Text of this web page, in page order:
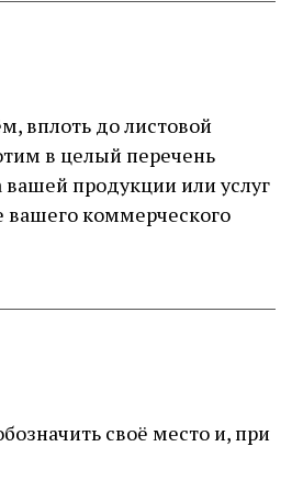
вплоть до листовой
в целый перечень
продукции или услуг
коммерческого
своё место и, при